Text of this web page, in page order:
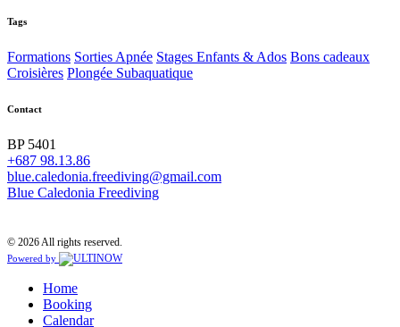
Tags
Formations Sorties Apnée Stages Enfants & Ados Bons cadeaux
Croisières Plongée Subaquatique
Contact
BP 5401
+687 98.13.86
blue.caledonia.freediving@gmail.com
Blue Caledonia Freediving
© 2026 All rights reserved.
Powered by
Home
Booking
Calendar